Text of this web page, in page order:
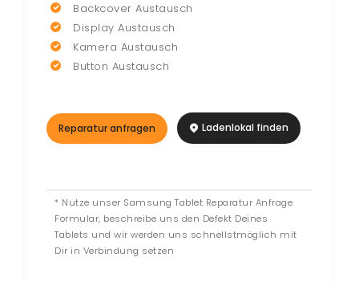
Backcover Austausch
Display Austausch
Kamera Austausch
Button Austausch
Reparatur anfragen Ladenlokal finden
* Nutze unser Samsung Tablet Reparatur Anfrage
Formular, beschreibe uns den Defekt Deines
Tablets und wir werden uns schnellstmöglich mit
Dir in Verbindung setzen